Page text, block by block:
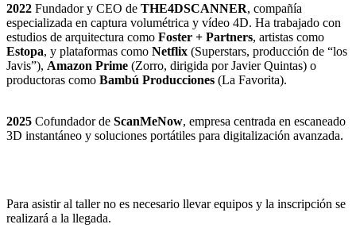
2022 Fundador y CEO de THE4DSCANNER, compañía
especializada en captura volumétrica y vídeo 4D. Ha trabajado con
estudios de arquitectura como Foster + Partners, artistas como
Estopa, y plataformas como Netflix (Superstars, producción de “los
Javis”), Amazon Prime (Zorro, dirigida por Javier Quintas) o
productoras como Bambú Producciones (La Favorita).
2025 Cofundador de ScanMeNow, empresa centrada en escaneado
3D instantáneo y soluciones portátiles para digitalización avanzada.
Para asistir al taller no es necesario llevar equipos y la inscripción se
realizará a la llegada.